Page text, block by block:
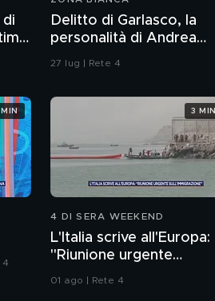
di
Delitto di Garlasco, la
personalità di Andrea
Sempio per gli inquirenti:
27 lug | Rete 4
4
4 DI SERA WEEKEND
L'Italia scrive all'Europa:
"Riunione urgente
sull'immigrazione"
01 ago | Rete 4
3 MIN